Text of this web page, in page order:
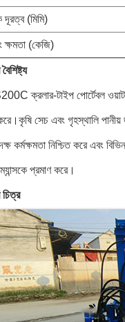
দূরত্ব (মিমি)
ক্ষমতা (কেজি)
ক্রলার-টাইপ পোর্টেবল
করে।কৃষি সেচ এবং গৃহস্থালি
কর্মক্ষমতা নিশ্চিত করে এবং
প্রমাণ করে।